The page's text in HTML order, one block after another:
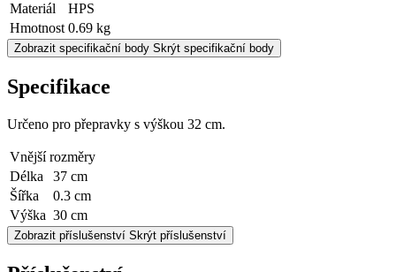
Materiál
HPS
Hmotnost 0.69 kg
Zobrazit specifikační body Skrýt specifikační body
Specifikace
Určeno pro přepravky s výškou 32 cm.
Vnější rozměry
Délka
37 cm
Šířka
0.3 cm
Výška 30 cm
Zobrazit příslušenství Skrýt příslušenství